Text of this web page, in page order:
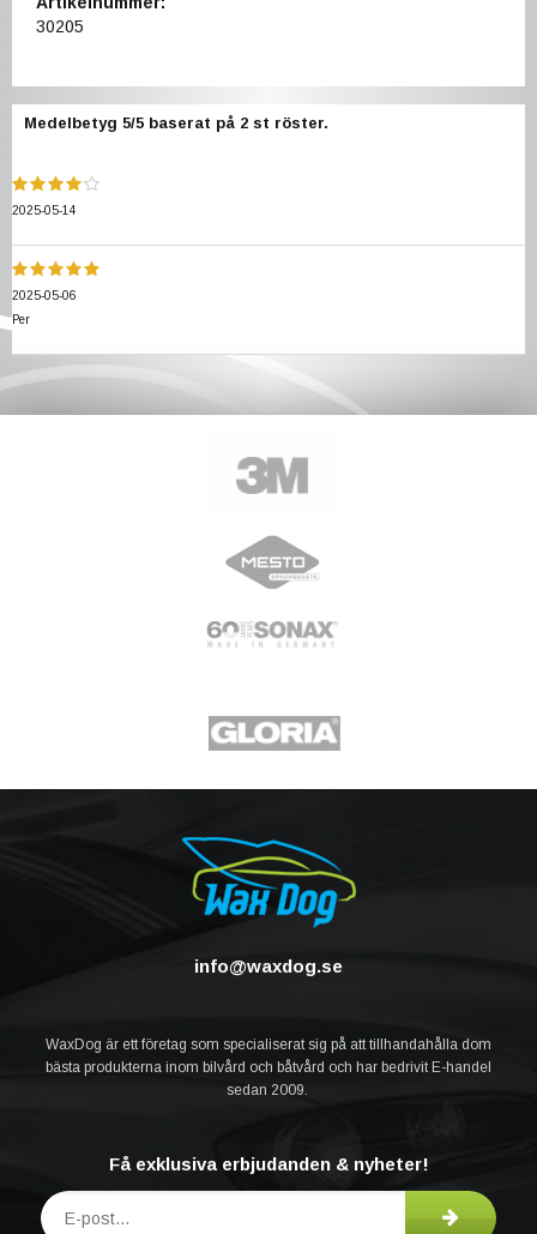
30205
Medelbetyg 5/5 baserat på 2 st röster.
2025-05-14
2025-05-06
Per
info@waxdog.se
WaxDog är ett företag som specialiserat sig på att tillhandahålla dom
bästa produkterna inom bilvård och båtvård och har bedrivit E-handel
sedan 2009.
Få exklusiva erbjudanden & nyheter!